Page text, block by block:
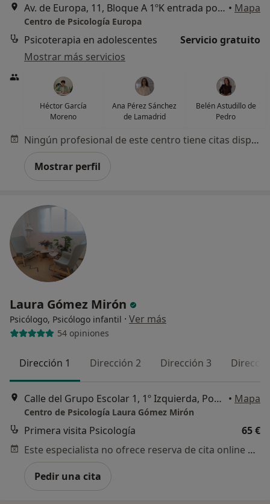
Av. de Europa, 11, Bloque A 1ºK entrada por Calle Noruega, Pozuelo de Alarcón • Mapa
Centro de Psicología Europa
Psicoterapia en adolescentes
Servicio gratuito
Mostrar más servicios
Héctor García
Moreno
Ana Pérez Sánchez
de Lamadrid
Belén Astudillo de
Pedro
Ningún profesional de este centro tiene citas disponibles
Mostrar perfil
Laura Gómez Mirón
Psicólogo, Psicólogo infantil · Ver más
54 opiniones
Dirección 1 Dirección 2 Dirección 3
Calle del Grupo Escolar 1, 1º Izquierda, Pozuelo de Alarcón • Mapa
Centro de Psicología Laura Gómez Mirón
Primera visita Psicología
65 €
Este especialista no ofrece reserva de cita online en esta dirección.
Pedir una cita